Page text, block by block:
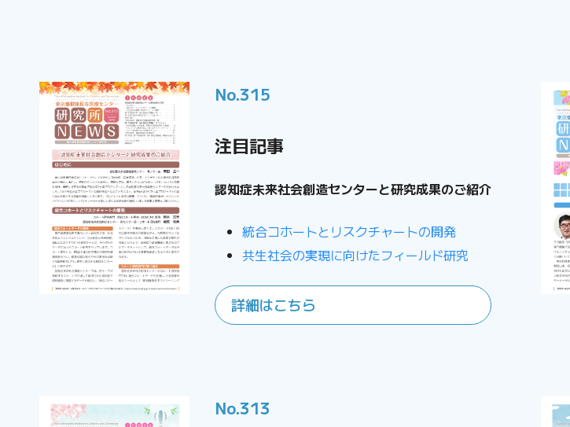
No.315
注目記事
認知症未来社会創造センターと研究成果のご紹介
統合コホートとリスクチャートの開発
共生社会の実現に向けたフィールド研究
詳細はこちら
No.313